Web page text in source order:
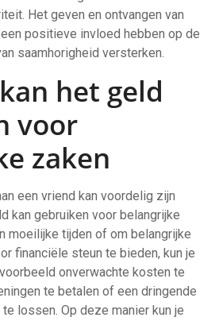
Het geven en ontvangen van
positieve invloed hebben op de
saamhorigheid versterken.
het geld
voor
zaken
een vriend kan voordelig zijn
kan gebruiken voor belangrijke
moeilijke tijden of om belangrijke
financiële steun te bieden, kun je
onverwachte kosten te
te betalen of een dringende
lossen. Op deze manier kun je